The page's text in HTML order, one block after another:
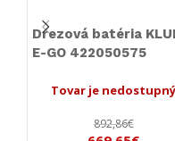
Drezová batéria
E-GO 422050575
Tovar je nedostupný
892,86€